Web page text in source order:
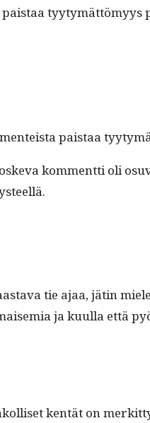
pais­taa
pais­taa
kom­ment­ti oli
tie ajaa, jätin
ja kuul­la että
kentät on